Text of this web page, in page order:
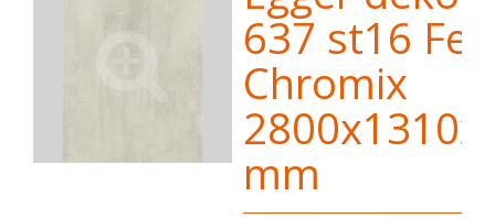
637 st16
Chromix
mm